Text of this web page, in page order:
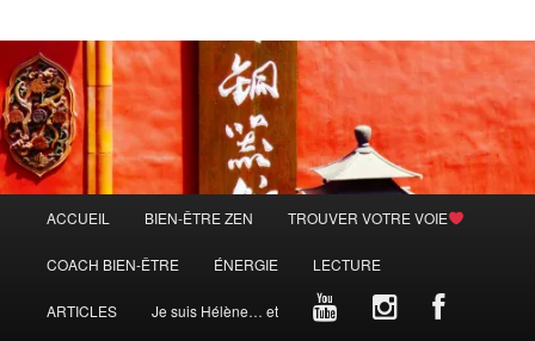
principal
ACCUEIL BIEN-ÊTRE ZEN TROUVER VOTRE VOIE
COACH BIEN-ÊTRE ÉNERGIE LECTURE
ARTICLES Je suis Hélène… et